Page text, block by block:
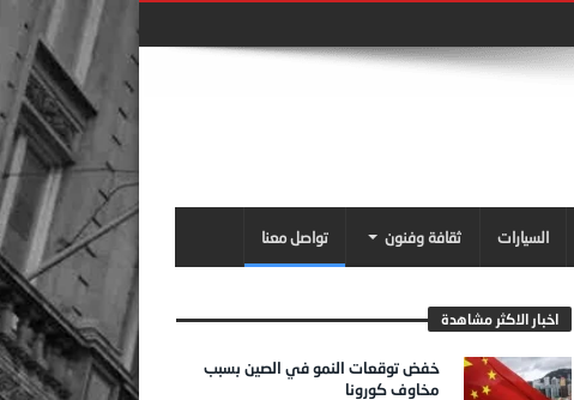
السيارات ثقافة وفنون تواصل معنا
اخبار الاكثر مشاهدة
خفض توقعات النمو في الصين بسبب
مخاوف كورونا